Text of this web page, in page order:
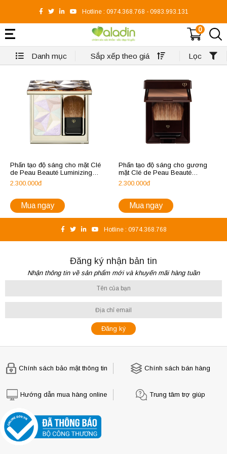
Hotline : 0974.368.768 - 0983.993.131
0
Danh mục Sắp xếp theo giá Lọc
Phấn tạo độ sáng cho mặt Clé
de Peau Beauté Luminizing
Face Enhancer
2.300.000đ
Mua ngay
Phấn tạo độ sáng cho gương
mặt Clé de Peau Beauté
Bronzing Powder Duo
2.300.000đ
Mua ngay
Hotline : 0974.368.768
Đăng ký nhận bản tin
Nhận thông tin về sản phẩm mới và khuyến mãi hàng tuần
Chính sách bảo mật thông tin Chính sách bán hàng
Hướng dẫn mua hàng online Trung tâm trợ giúp